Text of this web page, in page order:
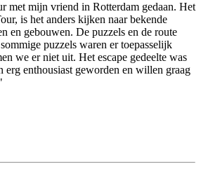
met mijn vriend in Rotterdam gedaan. Het
is het anders kijken naar bekende
en gebouwen. De puzzels en de route
puzzels waren er toepasselijk
we er niet uit. Het escape gedeelte was
erg enthousiast geworden en willen graag